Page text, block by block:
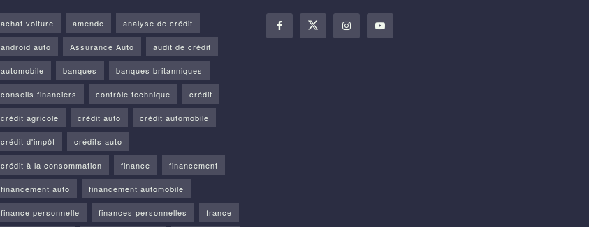
achat voiture amende analyse de crédit
android auto Assurance Auto audit de crédit
automobile banques banques britanniques
conseils financiers contrôle technique crédit
crédit agricole crédit auto crédit automobile
crédit d'impôt crédits auto
crédit à la consommation finance financement
financement auto financement automobile
finance personnelle finances personnelles france